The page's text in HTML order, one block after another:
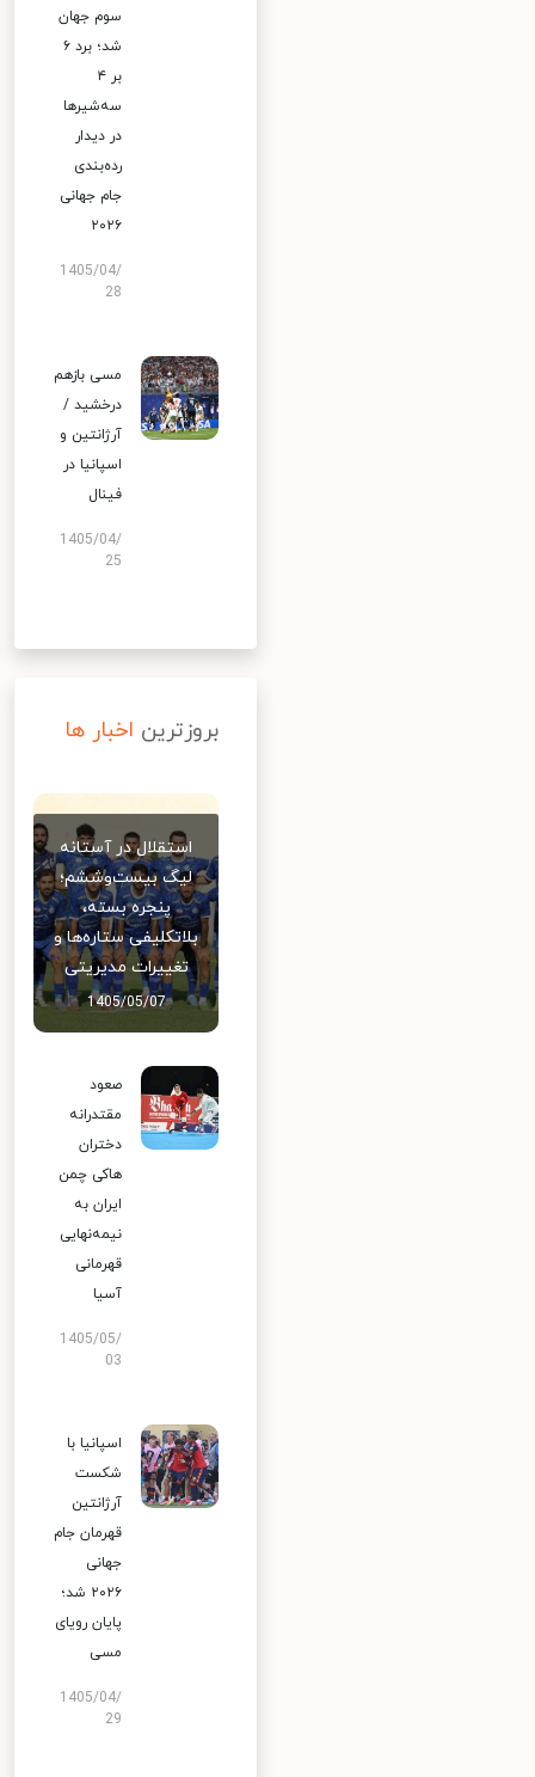
سوم جهان
شد؛ برد ۶
بر ۴
سه‌شیرها
در دیدار
رده‌بندی
جام جهانی
۲۰۲۶
1405/04/
28
مسی بازهم
درخشید /
آرژانتین و
اسپانیا در
فینال
1405/04/
25
بروزترین اخبار ها
استقلال در آستانه
لیگ بیست‌وششم؛
پنجره بسته،
بلاتکلیفی ستاره‌ها و
تغییرات مدیریتی
1405/05/07
صعود
مقتدرانه
دختران
هاکی چمن
ایران به
نیمه‌نهایی
قهرمانی
آسیا
1405/05/
03
اسپانیا با
شکست
آرژانتین
قهرمان جام
جهانی
۲۰۲۶ شد؛
پایان رویای
مسی
1405/04/
29